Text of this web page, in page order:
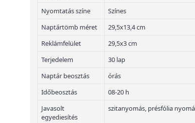
Nyomtatás színe
Színes
Naptártömb méret
29,5x13,4 cm
Reklámfelület
29,5x3 cm
Terjedelem
30 lap
Naptár beosztás
órás
Időbeosztás
08-20 h
Javasolt
egyediesítés
szitanyomás, présfólia